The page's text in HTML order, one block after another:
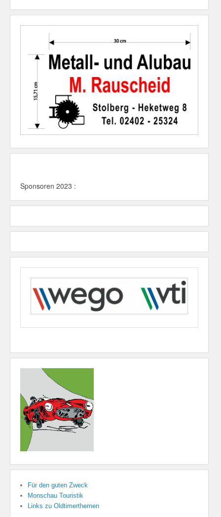
Sponsoren 2023 :
Für den guten Zweck
Monschau Touristik
Links zu Oldtimerthemen